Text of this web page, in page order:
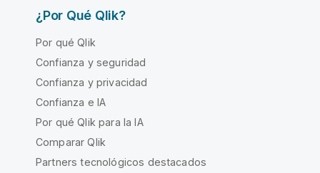
¿Por Qué Qlik?
Por qué Qlik
Confianza y seguridad
Confianza y privacidad
Confianza e IA
Por qué Qlik para la IA
Comparar Qlik
Partners tecnológicos destacados